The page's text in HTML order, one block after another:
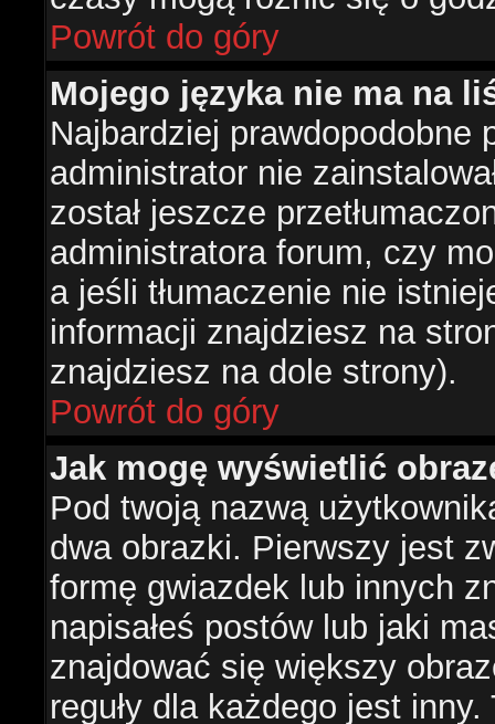
Powrót do góry
Mojego języka nie ma na
Najbardziej prawdopodobne
administrator nie
został jeszcze
administratora forum, czy
a jeśli tłumaczenie nie
informacji znajdziesz na
znajdziesz na dole strony).
Powrót do góry
Jak mogę wyświetlić
Pod twoją nazwą
dwa obrazki. Pierwszy jest
formę gwiazdek lub innych
napisałeś postów lub jaki
znajdować się większy
reguły dla każdego jest